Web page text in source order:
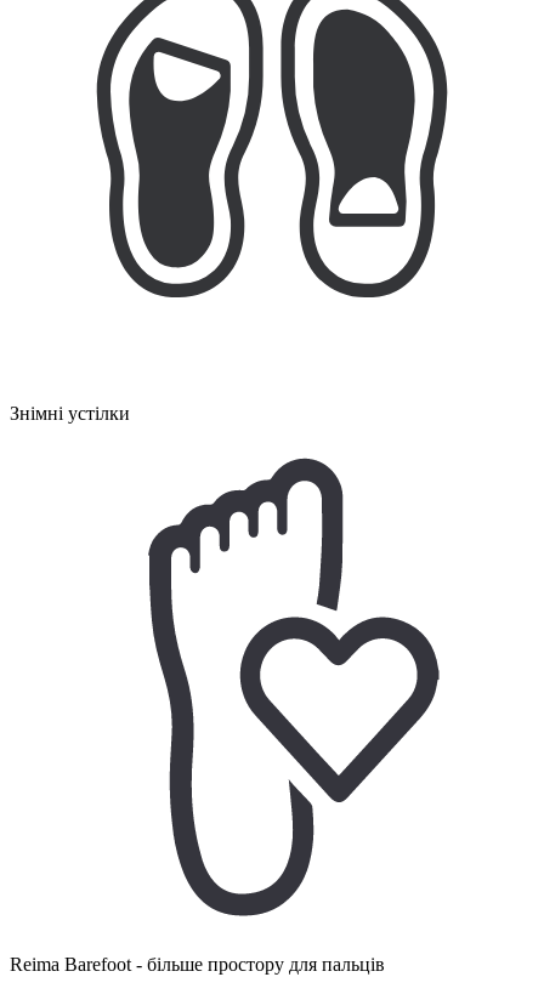
Знімні устілки
Reima Barefoot - більше простору для пальців